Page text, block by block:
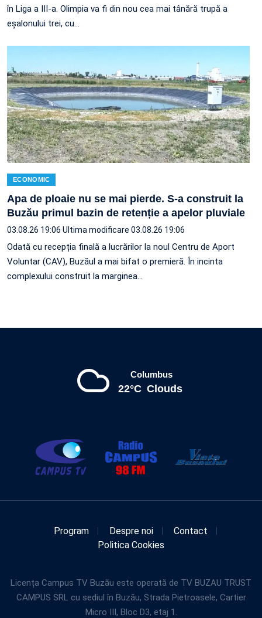
în Liga a III-a. Olimpia va fi din nou cea mai tânără trupă a
eșalonului trei, cu…
ECONOMIC
Apa de ploaie nu se mai pierde. S-a construit la
Buzău primul bazin de retenție a apelor pluviale
03.08.26 19:06 Ultima modificare 03.08.26 19:06
Odată cu recepția finală a lucrărilor la noul Centru de Aport
Voluntar (CAV), Buzăul a mai bifat o premieră. În incinta
complexului construit la marginea…
Columbus
22°C Clouds
Program Despre noi
Contact
Politica Cookies
Licența Campus TV Buzău este operată de TV BUZAU TRUST
CAMPUS SRL cu sediul în Buzău, Strada Pietroasele, Cartier
Micro III, Bloc D3, etaj 1.